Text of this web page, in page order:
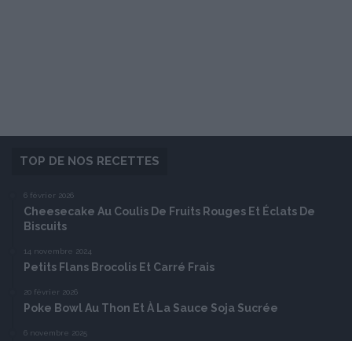
TOP DE NOS RECETTES
6 février 2026
Cheesecake Au Coulis De Fruits Rouges Et Éclats De
Biscuits
14 novembre 2024
Petits Flans Brocolis Et Carré Frais
20 février 2026
Poke Bowl Au Thon Et À La Sauce Soja Sucrée
6 novembre 2025